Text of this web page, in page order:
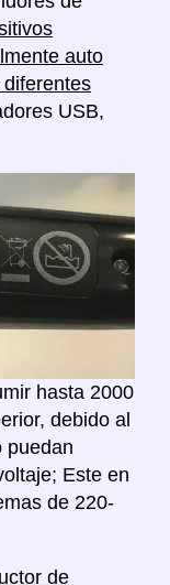
auto
USB,
hasta 2000
debido al
puedan
Este en
de 220-
de